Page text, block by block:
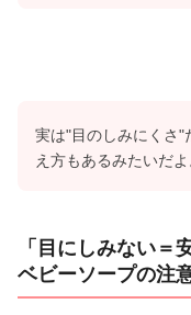
実は"目のしみにくさ"
え方もあるみたいだよ
「目にしみない＝
ベビーソープの注